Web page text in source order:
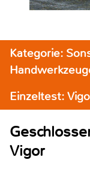
Kategorie:
Einzeltest:
Vigor